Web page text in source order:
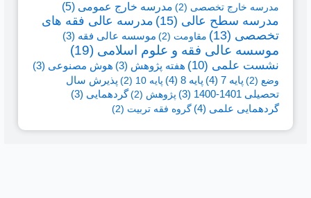
مدرسه خارج تخصصی (2) مدرسه خارج عمومی (5)
مدرسه سطح عالی (15)
مدرسه عالی فقه های
تخصصی (13) مقاومت (2) موسسه عالی فقه (3)
موسسه عالی فقه و علوم اسلامی (19)
نشست علمی (10) هفته پژوهش (3) هوش مصنوعی (3)
وضع (2) پایه 7 (4) پایه 8 (4) پایه 10 (2)
پذیرش سال
تحصیلی 1401-1400
(3) پژوهش (2) گردهمایی (3)
گردهمایی علمی (4) گروه فقه تربیت (2)